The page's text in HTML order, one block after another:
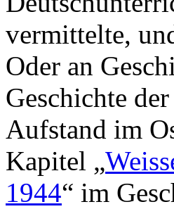
vermittelte,
Oder an
Geschichte
Aufstand im
Kapitel „
1944“ im